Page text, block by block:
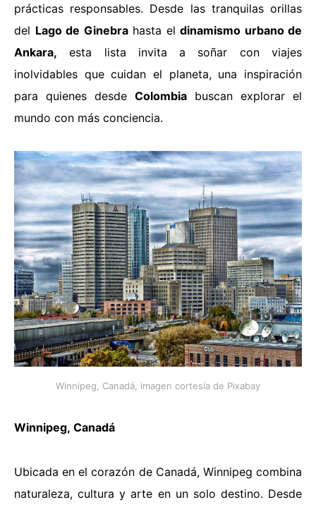
prácticas responsables. Desde las tranquilas orillas
del Lago de Ginebrahasta el dinamismo urbano de
Ankara, esta lista invita a soñar con viajes
inolvidables que cuidan el planeta, una inspiración
para quienes desde Colombia buscan explorar el
mundo con más conciencia.
Winnipeg, Canadá, imagen cortesía de Pixabay
Winnipeg, Canadá
Ubicada en el corazón de Canadá, Winnipeg combina
naturaleza, cultura y arte en un solo destino. Desde